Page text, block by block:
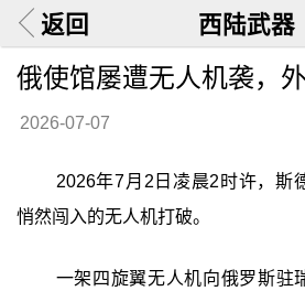
返回 西陆武器
俄使馆屡遭无人机袭，
2026-07-07
2026年7月2日凌晨2时许，斯
悄然闯入的无人机打破。
一架四旋翼无人机向俄罗斯驻